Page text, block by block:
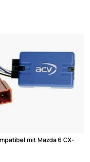
kompatibel mit Mazda 6